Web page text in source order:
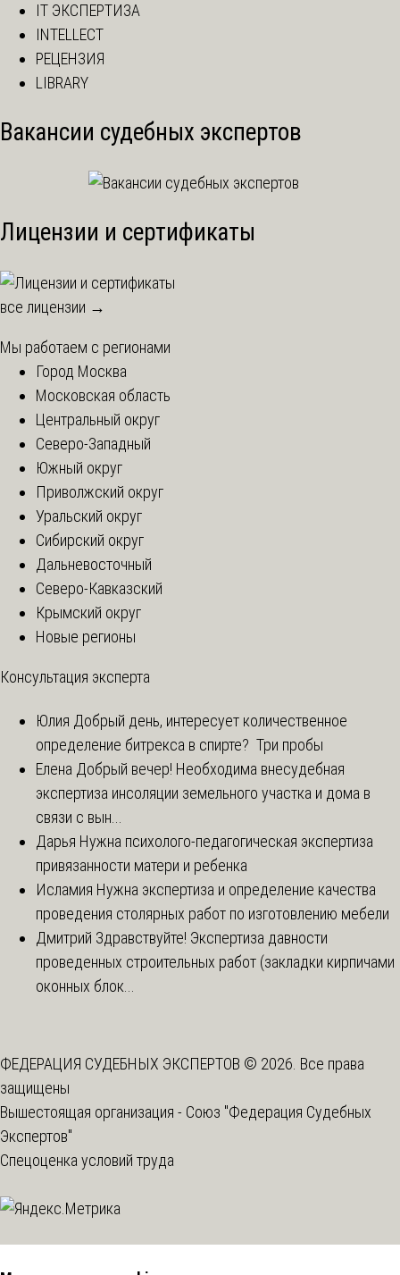
IT ЭКСПЕРТИЗА
INTELLECT
РЕЦЕНЗИЯ
LIBRARY
Вакансии судебных экспертов
Лицензии и сертификаты
все лицензии →
Мы работаем с регионами
Город Москва
Московская область
Центральный округ
Северо-Западный
Южный округ
Приволжский округ
Уральский округ
Сибирский округ
Дальневосточный
Северо-Кавказский
Крымский округ
Новые регионы
Консультация эксперта
Юлия Добрый день, интересует количественное
определение битрекса в спирте? Три пробы
Елена Добрый вечер! Необходима внесудебная
экспертиза инсоляции земельного участка и дома в
связи с вын...
Дарья Нужна психолого-педагогическая экспертиза
привязанности матери и ребенка
Исламия Нужна экспертиза и определение качества
проведения столярных работ по изготовлению мебели
Дмитрий Здравствуйте! Экспертиза давности
проведенных строительных работ (закладки кирпичами
оконных блок...
ФЕДЕРАЦИЯ СУДЕБНЫХ ЭКСПЕРТОВ © 2026. Все права
защищены
Вышестоящая организация - Союз "Федерация Судебных
Экспертов"
Спецоценка условий труда